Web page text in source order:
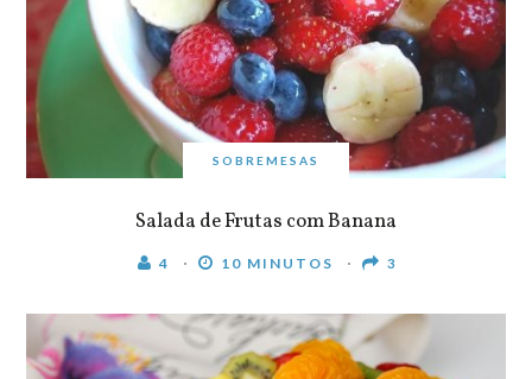
SOBREMESAS
Salada de Frutas com Banana
4 10 MINUTOS 3